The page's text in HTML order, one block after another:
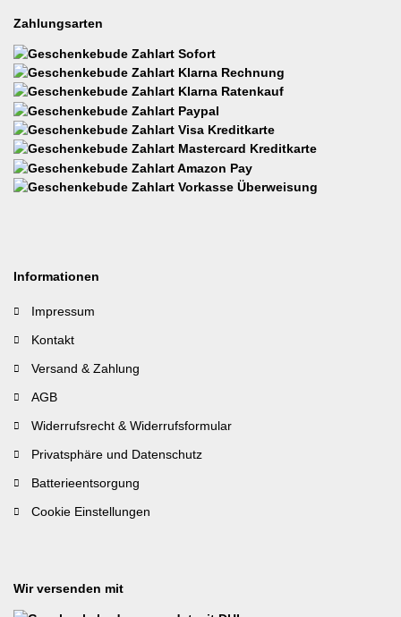
Zahlungsarten
Informationen
Impressum
Kontakt
Versand & Zahlung
AGB
Widerrufsrecht & Widerrufsformular
Privatsphäre und Datenschutz
Batterieentsorgung
Cookie Einstellungen
Wir versenden mit